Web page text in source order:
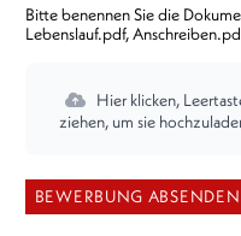
Bitte benennen Sie die
Lebenslauf.pdf,
Hier klicken,
ziehen, um sie